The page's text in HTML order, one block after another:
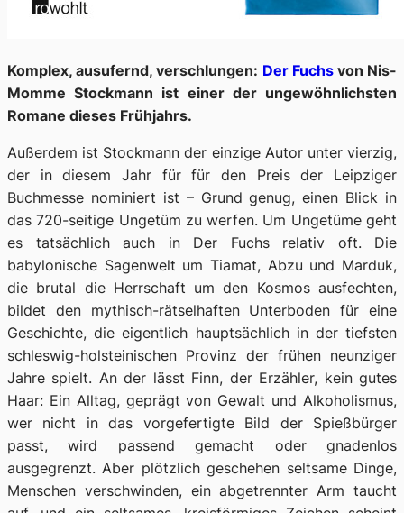
Komplex, ausufernd, verschlungen: Der Fuchsvon Nis-
Momme Stockmann ist einer der ungewöhnlichsten
Romane dieses Frühjahrs.
Außerdem ist Stockmann der einzige Autor unter vierzig,
der in diesem Jahr für für den Preis der Leipziger
Buchmesse nominiert ist – Grund genug, einen Blick in
das 720-seitige Ungetüm zu werfen. Um Ungetüme geht
es tatsächlich auch in Der Fuchsrelativ oft. Die
babylonische Sagenwelt um Tiamat, Abzu und Marduk,
die brutal die Herrschaft um den Kosmos ausfechten,
bildet den mythisch-rätselhaften Unterboden für eine
Geschichte, die eigentlich hauptsächlich in der tiefsten
schleswig-holsteinischen Provinz der frühen neunziger
Jahre spielt. An der lässt Finn, der Erzähler, kein gutes
Haar: Ein Alltag, geprägt von Gewalt und Alkoholismus,
wer nicht in das vorgefertigte Bild der Spießbürger
passt, wird passend gemacht oder gnadenlos
ausgegrenzt. Aber plötzlich geschehen seltsame Dinge,
Menschen verschwinden, ein abgetrennter Arm taucht